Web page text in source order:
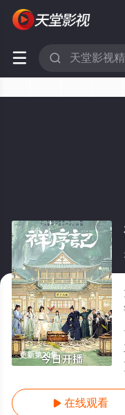
 
更新第20集
 在线观看